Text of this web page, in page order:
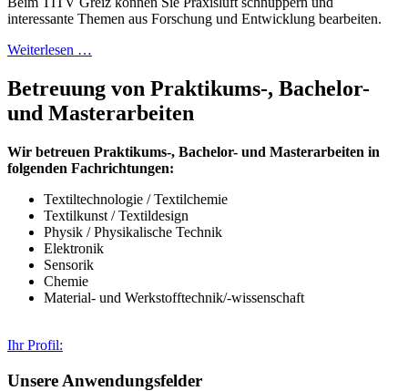
interessante Themen aus Forschung und Entwicklung bearbeiten.
Weiterlesen …
Betreuung von Praktikums-, Bachelor-
und Masterarbeiten
Wir betreuen Praktikums-, Bachelor- und Masterarbeiten in
folgenden Fachrichtungen:
Textiltechnologie / Textilchemie
Textilkunst / Textildesign
Physik / Physikalische Technik
Elektronik
Sensorik
Chemie
Material- und Werkstofftechnik/-wissenschaft
Ihr Profil:
Unsere Anwendungsfelder